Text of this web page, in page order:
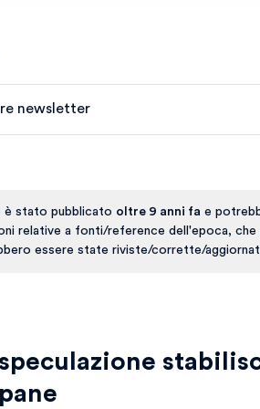
newsletter
stato pubblicato oltre 9 anni fa e
relative a fonti/reference dell'epoca, che
essere state riviste/corrette/